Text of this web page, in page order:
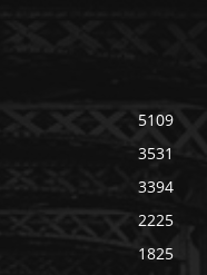
5109
3531
3394
2225
1825